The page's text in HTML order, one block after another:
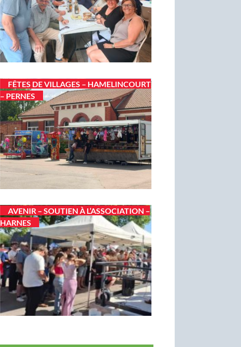
FÊTES DE VILLAGES – HAMELINCOURT
– PERNES
AVENIR – SOUTIEN À L’ASSOCIATION –
HARNES